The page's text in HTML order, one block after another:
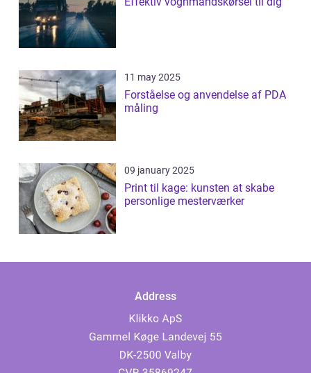
11 may 2025
Forståelse og anvendelse af PDA
måling
09 january 2025
Print til kage: kunsten at skabe
personlige mesterværker
Address